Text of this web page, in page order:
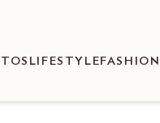
LIFESTYLE FASHION